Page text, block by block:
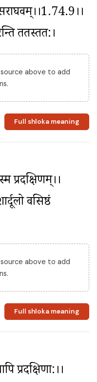
ततस्तत:।
above to add
Full shloka meaning
प्रदक्षिणम्।।
वसिष्ठं
above to add
Full shloka meaning
प्रदक्षिणा:।।